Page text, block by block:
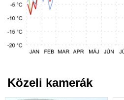
Közeli kamerák